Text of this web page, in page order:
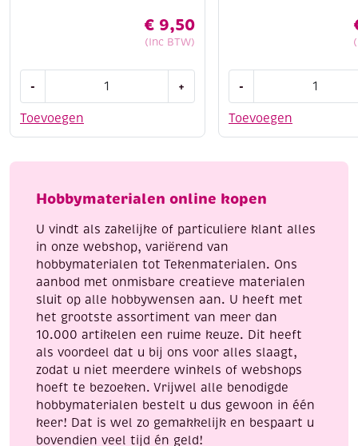
€ 9,50
(Inc BTW)
Toevoegen
-
oogmaskers,
aantal
+
Toevoegen
-
500
aantal
Hobbymaterialen online kopen
U vindt als zakelijke of particuliere klant alles
in onze webshop, variërend van
hobbymaterialen tot Tekenmaterialen. Ons
aanbod met onmisbare creatieve materialen
sluit op alle hobbywensen aan. U heeft met
het grootste assortiment van meer dan
10.000 artikelen een ruime keuze. Dit heeft
als voordeel dat u bij ons voor alles slaagt,
zodat u niet meerdere winkels of webshops
hoeft te bezoeken. Vrijwel alle benodigde
hobbymaterialen bestelt u dus gewoon in één
keer! Dat is wel zo gemakkelijk en bespaart u
bovendien veel tijd én geld!